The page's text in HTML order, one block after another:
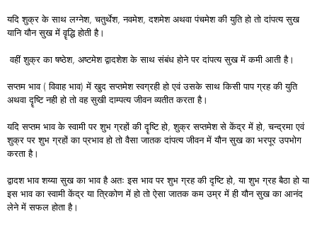
यदि शुक्र के साथ लग्नेश, चतुर्थेश, नवमेश, दशमेश अथवा पंचमेश की युति हो तो दांपत्य सुख
यानि यौन सुख में वॄद्धि होती है।
वहीं शुक्र का षष्ठेश, अष्टमेश द्वादशेश के साथ संबंध होने पर दांपत्य सुख में कमी आती है।
सप्तम भाव ( विवाह भाव) में खुद सप्तमेश स्वग्रही हो एवं उसके साथ किसी पाप ग्रह की युति
अथवा दॄष्टि नही हो तो वह सुखी दाम्पत्य जीवन व्यतीत करता है।
यदि सप्तम भाव के स्वामी पर शुभ ग्रहों की दॄष्टि हो, शुक्र सप्तमेश से केंद्र में हो, चन्द्रमा एवं
शुक्र पर शुभ ग्रहों का प्रभाव हो तो वैसा जातक दांपत्य जीवन में यौन सुख का भरपूर उपभोग
करता है।
द्वादश भाव शय्या सुख का भाव है अतः इस भाव पर शुभ ग्रह की दृष्टि हो, या शुभ ग्रह बैठा हो या
इस भाव का स्वामी केंद्र या त्रिकोण में हो तो ऐसा जातक कम उम्र में ही यौन सुख का आनंद
लेने में सफल होता है।